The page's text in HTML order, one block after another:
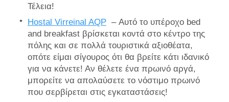
Τέλεια!
Hostal Virreinal AQP– Αυτό το υπέροχο bed
and breakfast βρίσκεται κοντά στο κέντρο της
πόλης και σε πολλά τουριστικά αξιοθέατα,
οπότε είμαι σίγουρος ότι θα βρείτε κάτι ιδανικό
για να κάνετε! Αν θέλετε ένα πρωινό αργά,
μπορείτε να απολαύσετε το νόστιμο πρωινό
που σερβίρεται στις εγκαταστάσεις!